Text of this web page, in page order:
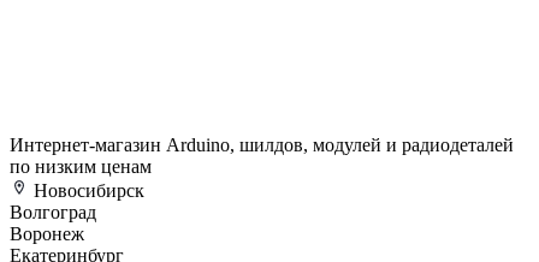
Интернет-магазин Arduino, шилдов, модулей и радиодеталей
по низким ценам
Новосибирск
Волгоград
Воронеж
Екатеринбург